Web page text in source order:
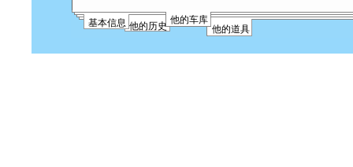
基本信息 他的历史
他的车库
他的道具